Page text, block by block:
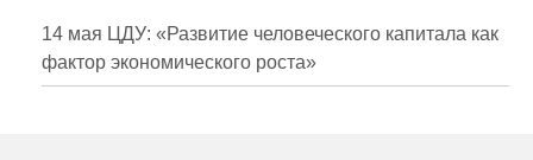
Проблемы прогнозирования
О журнале
14 мая ЦДУ: «Развитие человеческого капитала как
фактор экономического роста»